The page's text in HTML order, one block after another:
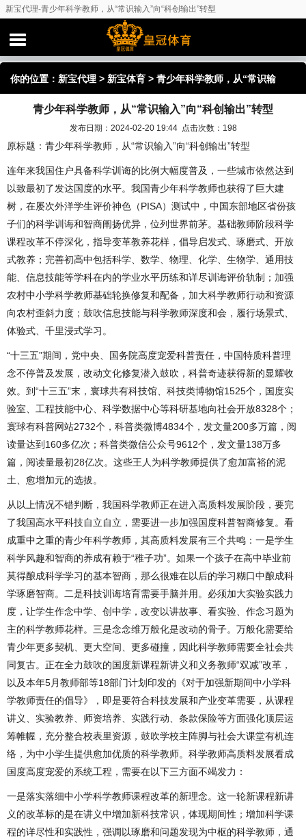
新宝代理-青少年科学教师，从“常识输入”向“科创输出”转型
你的位置： 新宝代理 > 新宝体育 > 青少年科学教师，从“常识输
入”向“科创输出”转型
青少年科学教师，从“常识输入”向“科创输出”转型
发布日期：2024-02-20 19:44 点击次数：198
原标题：青少年科学教师，从“常识输入”向“科创输出”转型
连年来我国住户具备科学训诲的比例大幅度普及，一些城市依然达到
以致最初了发达国度的水平。我国青少年科学教师也获得了巨大建
树，在屡次外洋学生评价神色（PISA）测试中，中国东部地区省份孩
子们的科学训诲和智商阐扬优异，位列世界前茅。基础教师阶段科学
课程改革不停深化，指导变革教养花样，倡导启发式、琢磨式、开放
式教养；完善初高中包括科学、数学、物理、化学、生物学、通用技
能、信息技能等学科在内的学业水平历练和详尽训诲评价轨制；加强
农村中小学科学教师基础轮换修复和配备，加大科学教师行动和资源
向农村歪斜力度；鼓吹信息技能与科学教师深度和会，履行场景式、
体验式、千里浸式学习。
“十三五”期间，党中央、国务院高度宠爱科普责任，中国特质科普理
念不停普及发展，改动文化修复潜入鼓吹，科普奇迹获得新的显耀收
效。到“十三五”末，寰球共有科技馆、科技类博物馆1525个，国度实
验室、工程技能中心、科学数据中心等科研基地向社会开放8328个；
寰球有科普网站2732个，科普类微博4834个，发文量200多万篇，阅
读量达到160多亿次；科普类微信公众号9612个，发文量138万多
篇，阅读量最初28亿次。这些王人为科学教师提供了愈加富裕的泥
土、愈增加元的选拔。
从以上情况不错判断，我国科学教师正在进入高质料发展阶段，要完
了我国高水平科技自立自立，需要进一步加强国度科普智商修复。看
成重中之重的青少年科学教师，其高质料发展有三个共鸣：一是学生
科学风趣和智商的养成有赖于“稚子功”。如果一个孩子在高中毕业前
莫得酿成科学学习的基本智商，那么很难在以后的学习糊口中酿成科
学琢磨智商。二是科技训诲培育需要手脑并用。必须加大实验实践力
度，让学生作念中学、创中学，改变以讲故事、看实验、作念习题为
主的科学教师花样。三是念念维万般化是改动的骨子。万般化需要给
青少年更多契机、更大空间、更多碰撞，因此科学教师需要全社会共
同复古。正在全力鼓吹的国度新课程新讲义和义务教师“双减”改革，
以及本年5月教师部等18部门计划印发的《对于加强新期间中小学科
学教师责任的倡导》，即是要符合科技发展和产业变革需要，从课程
讲义、实验教养、师资培养、实践行动、条款保险等方面强化顶层运
筹帷幄，充分整合校表里资源，鼓吹学校主阵脚与社会大课堂有机连
络，为中小学生提供愈加优质的科学教师。科学教师高质料发展看成
国度高度宠爱的系统工程，需要在以下三方面不竭发力：
一是落实落细中小学科学教师课程改革的新理念。这一轮新课程新讲
义的改革标的是在讲义中增加新科技常识，体现期间性；增加科学课
程的详尽性和实践性，强调以琢磨和问题发现为中枢的科学教师，通